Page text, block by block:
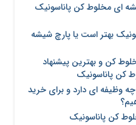
ای مخلوط کن پاناسونیک
بهتر است یا پارچ شیشه
کن و بهترین پیشنهاد
کن پاناسونیک
وظیفه ای دارد و برای خرید
کن پاناسونیک